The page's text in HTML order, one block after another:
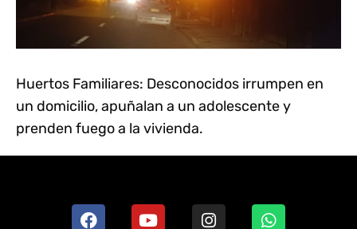
Huertos Familiares: Desconocidos irrumpen en
un domicilio, apuñalan a un adolescente y
prenden fuego a la vivienda.